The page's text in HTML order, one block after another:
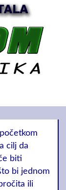
cilj da
biti
bi jednom
ili